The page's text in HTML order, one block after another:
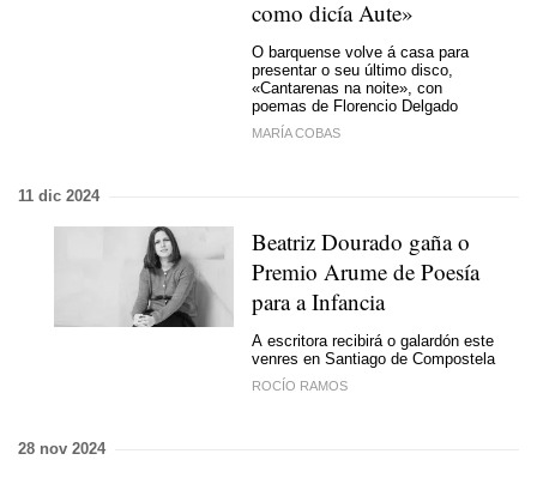
como dicía Aute»
O barquense volve á casa para
presentar o seu último disco,
«Cantarenas na noite», con
poemas de Florencio Delgado
MARÍA COBAS
11 dic 2024
Beatriz Dourado gaña o
Premio Arume de Poesía
para a Infancia
A escritora recibirá o galardón este
venres en Santiago de Compostela
ROCÍO RAMOS
28 nov 2024